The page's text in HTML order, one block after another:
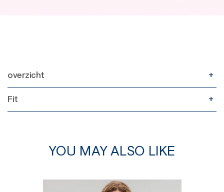
overzicht
Fit
YOU MAY ALSO LIKE